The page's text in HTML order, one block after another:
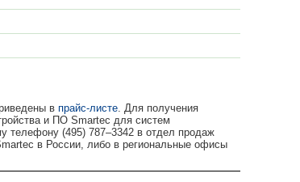
в прайс-листе. Для получения
и ПО Smartec для систем
телефону (495) 787–3342 в отдел продаж
в России, либо в региональные офисы